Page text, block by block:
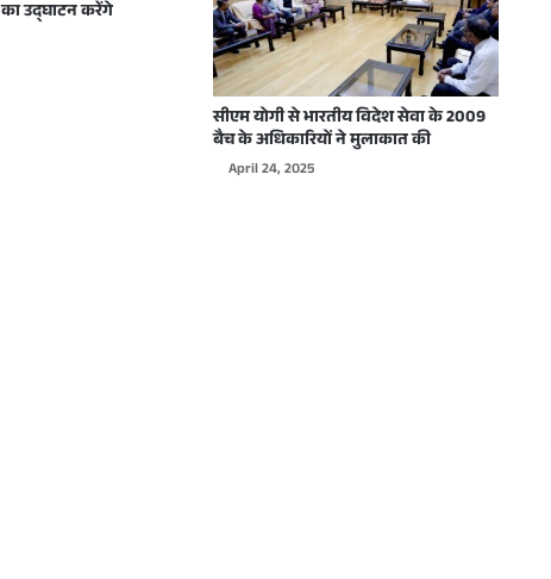
दिल्ली में WJAI द्वारा आयोजित होने वाले कार्यक्रम के लिए उत्तर प्रदेश के मुख्यमंत्री योगी आदित्यनाथ को दिया गया आमंत्रण
उद्घाटन करेंगे
सीएम योगी से भारतीय विदेश सेवा के 2009
बैच के अधिकारियों ने मुलाकात की
April 24, 2025